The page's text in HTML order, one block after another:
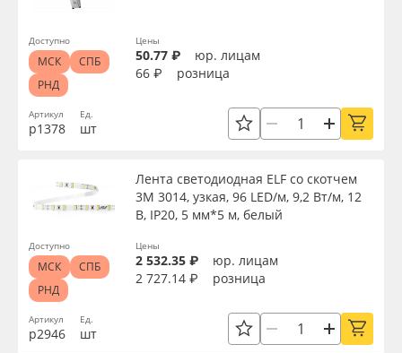
Артикул
р1378
Ед.
шт
Цены
50.77 ₽
юр. лицам
66 ₽
розница
Доступно
МСК
СПБ
РНД
Артикул
р2946
Лента светодиодная ELF со скотчем
3М 3014, узкая, 96 LED/м, 9,2 Вт/м, 12
В, IP20, 5 мм*5 м, белый
Ед.
шт
Цены
2 532.35 ₽
юр. лицам
2 727.14 ₽
розница
Доступно
МСК
СПБ
РНД